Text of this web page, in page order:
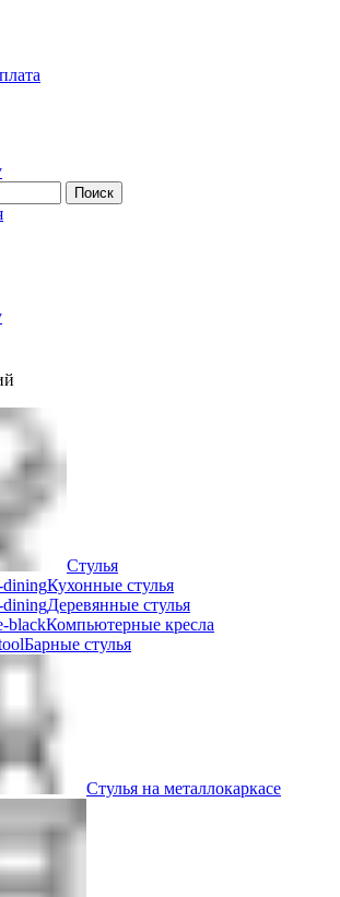
Поиск
Стулья
Кухонные стулья
Деревянные стулья
Компьютерные кресла
Барные стулья
Стулья на металлокаркасе